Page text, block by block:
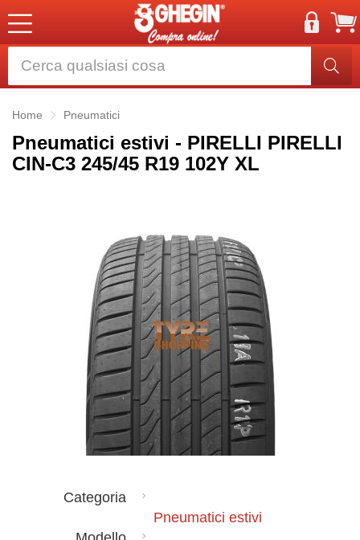
Home Pneumatici
Pneumatici estivi - PIRELLI PIRELLI
CIN-C3 245/45 R19 102Y XL
Categoria
Pneumatici estivi